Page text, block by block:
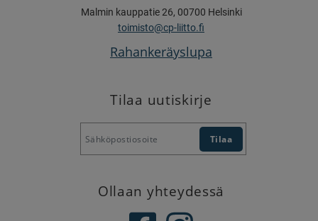
Malmin kauppatie 26, 00700 Helsinki
toimisto@cp-liitto.fi
Rahankeräyslupa
Tilaa uutiskirje
Ollaan yhteydessä